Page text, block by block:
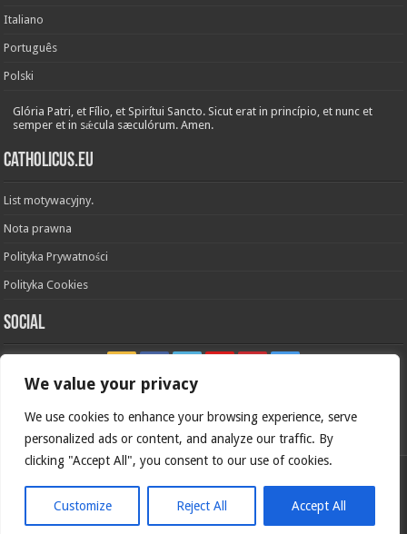
We value your privacy
We use cookies to enhance your browsing experience, serve
personalized ads or content, and analyze our traffic. By
clicking "Accept All", you consent to our use of cookies.
Customize Reject All Accept All
Italiano
Português
Polski
Glória Patri, et Fílio, et Spirítui Sancto. Sicut erat in princípio, et nunc et
semper et in sǽcula sæculórum. Amen.
Catholicus.eu
List motywacyjny.
Nota prawna
Polityka Prywatności
Polityka Cookies
Social
In nómine Patris, et Fílii, et Spíritus Sancti. Amen.
© Copyright 2026, Wszelkie prawa zastrzeżone